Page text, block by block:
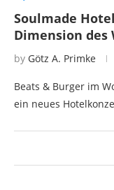
Soulmade
Dimension des
by Götz A. Primke
Beats & Burger im
ein neues